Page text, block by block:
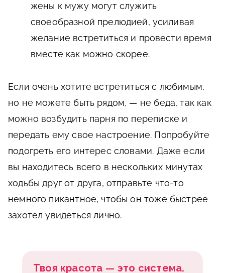
жены к мужу могут служить
своеобразной прелюдией, усиливая
желание встретиться и провести время
вместе как можно скорее.
Если очень хотите встретиться с любимым,
но не можете быть рядом, — не беда, так как
можно возбудить парня по переписке и
передать ему свое настроение. Попробуйте
подогреть его интерес словами. Даже если
вы находитесь всего в нескольких минутах
ходьбы друг от друга, отправьте что-то
немного пикантное, чтобы он тоже быстрее
захотел увидеться лично.
Твоя красота — это система.